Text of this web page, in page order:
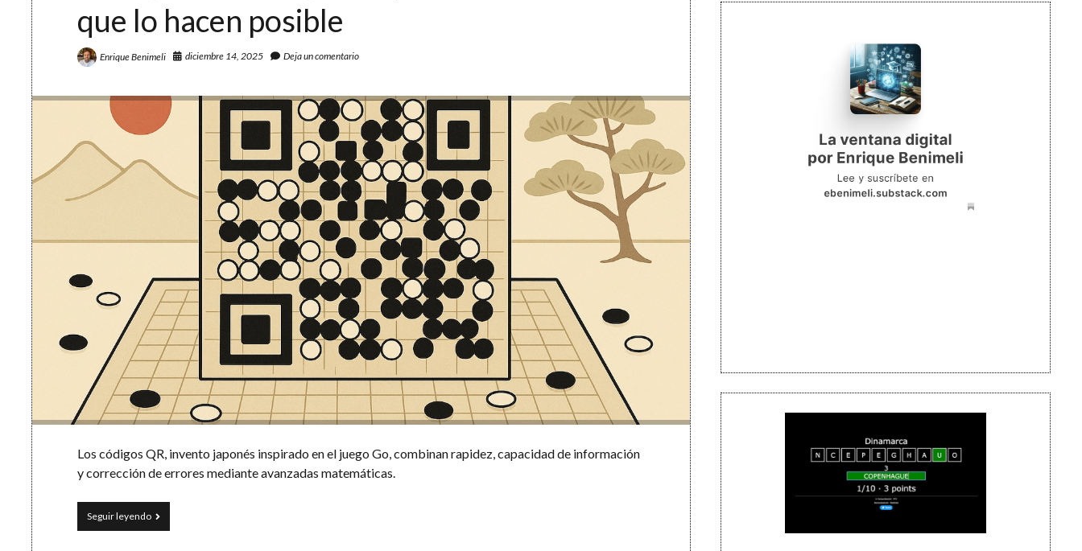
que lo hacen posible
Enrique Benimeli diciembre 14, 2025 Deja un comentario
Los códigos QR, invento japonés inspirado en el juego Go, combinan rapidez, capacidad de información
y corrección de errores mediante avanzadas matemáticas.
Seguir leyendoEl
origen